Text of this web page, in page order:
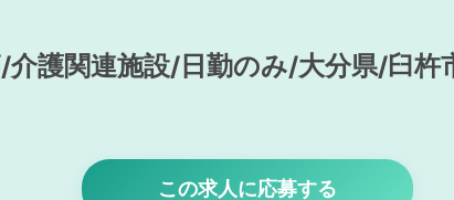
介護関連施設/日勤のみ/大分県/臼杵
この求人に応募する